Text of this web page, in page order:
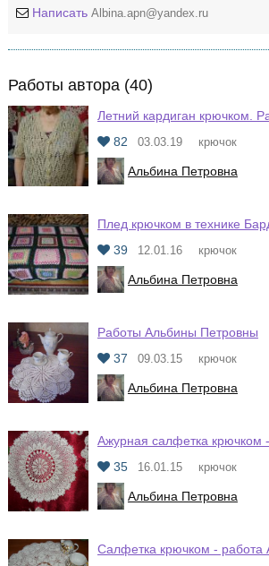
Написать Albina.apn@yandex.ru
Работы автора (40)
Летний кардиган крючком.
82
03.03.19 крючок
Альбина Петровна
Плед крючком в технике
39
12.01.16 крючок
Альбина Петровна
Работы Альбины Петровны
37
09.03.15 крючок
Альбина Петровна
Ажурная салфетка крючком
35
16.01.15 крючок
Альбина Петровна
Салфетка крючком - работа